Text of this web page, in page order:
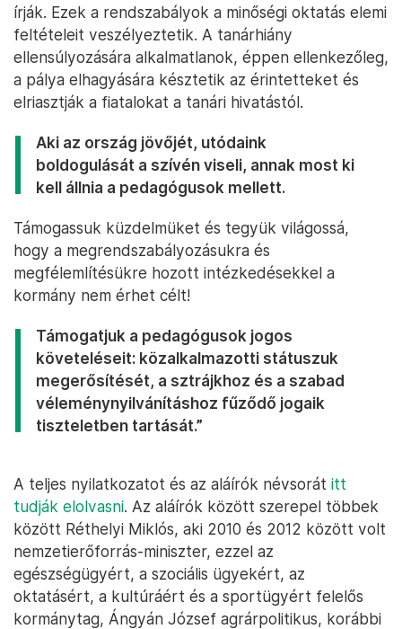
írják. Ezek a rendszabályok a minőségi oktatás elemi
feltételeit veszélyeztetik. A tanárhiány
ellensúlyozására alkalmatlanok, éppen ellenkezőleg,
a pálya elhagyására késztetik az érintetteket és
elriasztják a fiatalokat a tanári hivatástól.
Aki az ország jövőjét, utódaink
boldogulását a szívén viseli, annak most ki
kell állnia a pedagógusok mellett.
Támogassuk küzdelmüket és tegyük világossá,
hogy a megrendszabályozásukra és
megfélemlítésükre hozott intézkedésekkel a
kormány nem érhet célt!
Támogatjuk a pedagógusok jogos
követeléseit: közalkalmazotti státuszuk
megerősítését, a sztrájkhoz és a szabad
véleménynyilvánításhoz fűződő jogaik
tiszteletben tartását.”
A teljes nyilatkozatot és az aláírók névsorát itt
tudják elolvasni. Az aláírók között szerepel többek
között Réthelyi Miklós, aki 2010 és 2012 között volt
nemzetierőforrás-miniszter, ezzel az
egészségügyért, a szociális ügyekért, az
oktatásért, a kultúráért és a sportügyért felelős
kormánytag, Ángyán József agrárpolitikus, korábbi